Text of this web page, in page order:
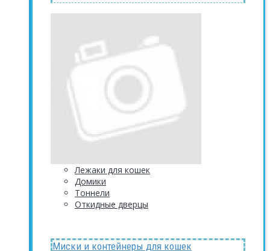
Лежаки для кошек
Домики
Тоннели
Откидные дверцы
Миски и контейнеры для кошек